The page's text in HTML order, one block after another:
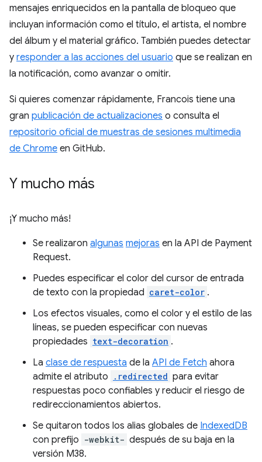
mensajes enriquecidos en la pantalla de bloqueo que
incluyan información como el título, el artista, el nombre
del álbum y el material gráfico. También puedes detectar
y responder a las acciones del usuario que se realizan en
la notificación, como avanzar o omitir.
Si quieres comenzar rápidamente, Francois tiene una
gran publicación de actualizaciones o consulta el
repositorio oficial de muestras de sesiones multimedia
de Chrome en GitHub.
Y mucho más
¡Y mucho más!
Se realizaron algunas mejoras en la API de Payment
Request.
Puedes especificar el color del cursor de entrada
de texto con la propiedad caret-color .
Los efectos visuales, como el color y el estilo de las
líneas, se pueden especificar con nuevas
propiedades text-decoration .
La clase de respuesta de la API de Fetch ahora
admite el atributo
.redirected para evitar
respuestas poco confiables y reducir el riesgo de
redireccionamientos abiertos.
Se quitaron todos los alias globales de IndexedDB
con prefijo -webkit- después de su baja en la
versión M38.